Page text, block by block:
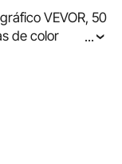
VEVOR, 50
de color
160 LED, 6
alto CRI ≥
...